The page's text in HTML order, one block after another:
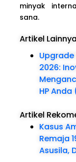
minyak
sana.
Artikel
2026:
HP
Artikel
Kasus
Remaja
Asusila,